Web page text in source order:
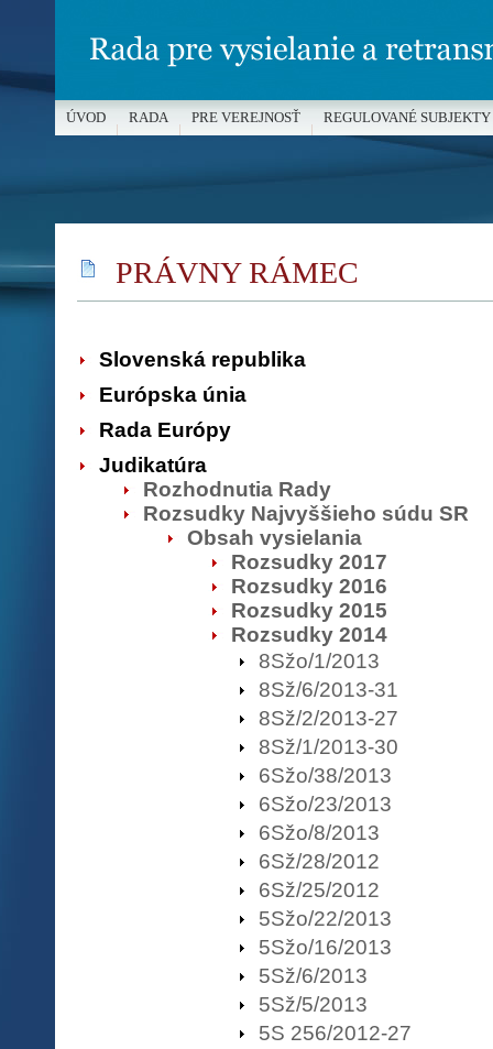
PRÁVNY RÁMEC
Slovenská republika
Európska únia
Rada Európy
Judikatúra
Rozhodnutia Rady
Rozsudky Najvyššieho súdu SR
Obsah vysielania
Rozsudky 2017
Rozsudky 2016
Rozsudky 2015
Rozsudky 2014
8Sžo/1/2013
8Sž/6/2013-31
8Sž/2/2013-27
8Sž/1/2013-30
6Sžo/38/2013
6Sžo/23/2013
6Sžo/8/2013
6Sž/28/2012
6Sž/25/2012
5Sžo/22/2013
5Sžo/16/2013
5Sž/6/2013
5Sž/5/2013
5S 256/2012-27
ÚVOD RADA PRE VEREJNOSŤ REGULOVANÉ SUBJEKTY